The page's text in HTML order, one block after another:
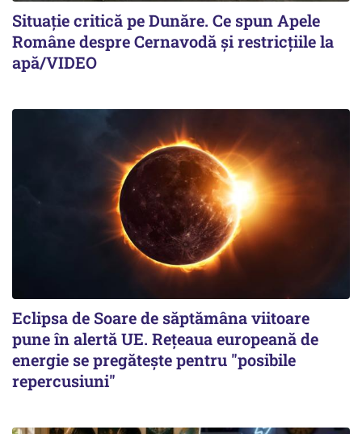
Situație critică pe Dunăre. Ce spun Apele
Române despre Cernavodă și restricțiile la
apă/VIDEO
Eclipsa de Soare de săptămâna viitoare
pune în alertă UE. Rețeaua europeană de
energie se pregătește pentru "posibile
repercusiuni"